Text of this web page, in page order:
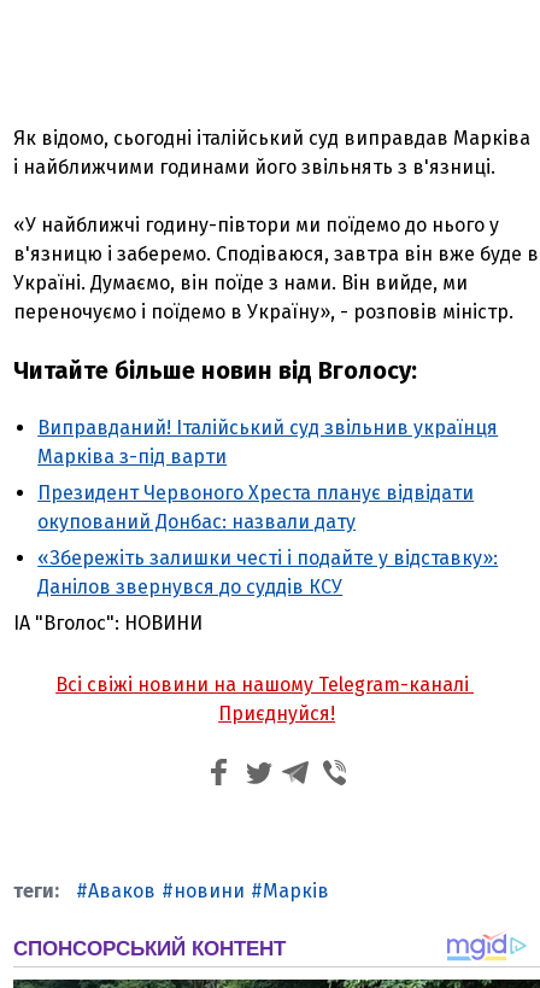
Як відомо, сьогодні італійський суд виправдав Марківа
і найближчими годинами його звільнять з в'язниці.
«У найближчі годину-півтори ми поїдемо до нього у
в'язницю і заберемо. Сподіваюся, завтра він вже буде в
Україні. Думаємо, він поїде з нами. Він вийде, ми
переночуємо і поїдемо в Україну», - розповів міністр.
Читайте більше новин від Вголосу:
Виправданий! Італійський суд звільнив українця
Марківа з-під варти
Президент Червоного Хреста планує відвідати
окупований Донбас: назвали дату
«Збережіть залишки честі і подайте у відставку»:
Данілов звернувся до суддів КСУ
ІА "Вголос": НОВИНИ
Всі свіжі новини на нашому Telegram-каналі
Приєднуйся!
Аваков новини Марків